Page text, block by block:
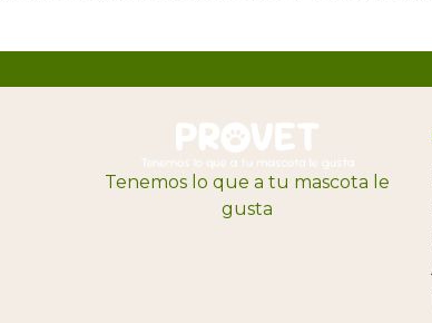
Tenemos lo que a tu mascota le
gusta